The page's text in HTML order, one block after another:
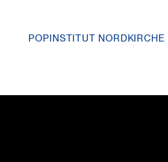
POPINSTITUT NORDKIRCHE